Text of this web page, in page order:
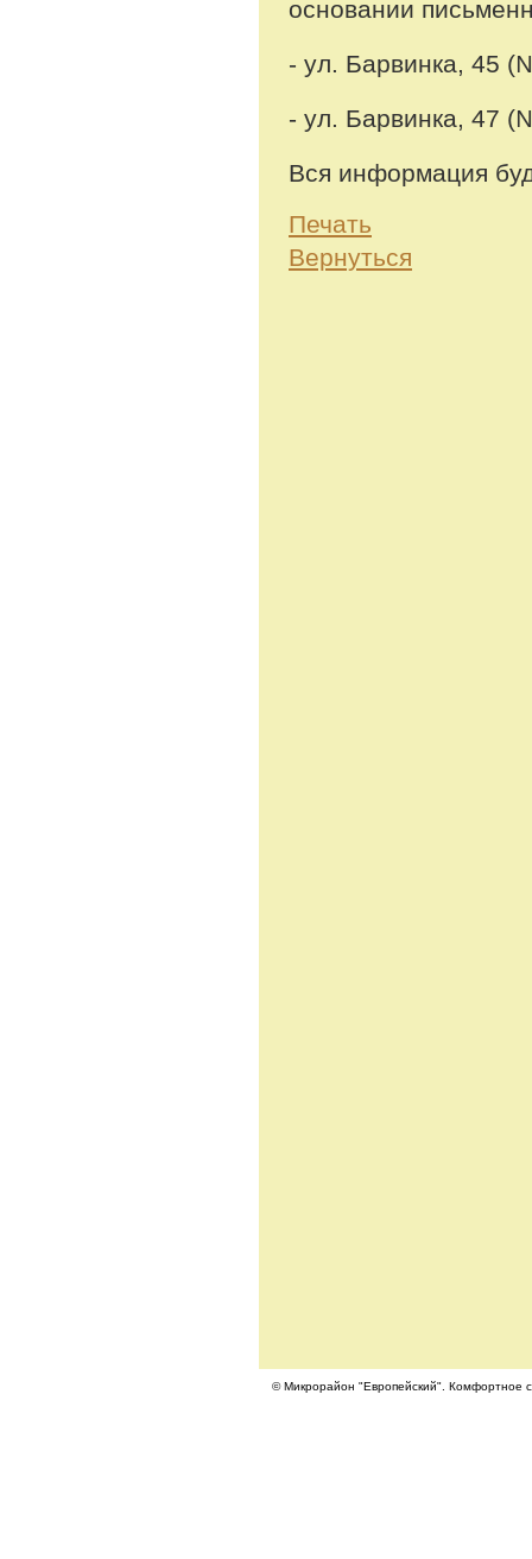
основании
- ул. Барвинка, 45
- ул. Барвинка, 47
Вся информация
Печать
Вернуться
© Микрорайон "Европейский". Комфортное